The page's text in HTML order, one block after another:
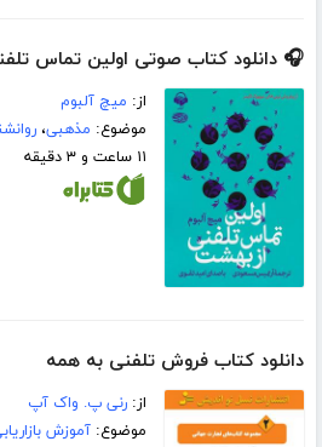
🎧 دانلود کتاب صوتی اولین تماس
از: میچ آلبوم
موضوع: مذهبی،
۱۱ ساعت و ۳ دقیقه
دانلود کتاب فروش تلفنی به همه
از:رنی پ. واک آپ
موضوع:آموزش